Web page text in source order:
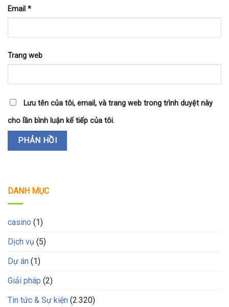
Email *
Trang web
Lưu tên của tôi, email, và trang web trong trình duyệt này
cho lần bình luận kế tiếp của tôi.
DANH MỤC
casino (1)
Dịch vụ (5)
Dự án (1)
Giải pháp (2)
Tin tức & Sự kiện (2.320)